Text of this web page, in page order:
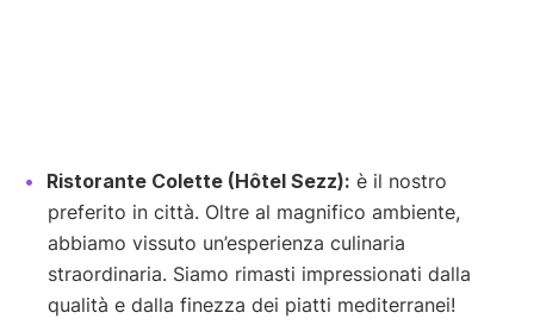
Ristorante Colette (Hôtel Sezz): è il nostro
preferito in città. Oltre al magnifico ambiente,
abbiamo vissuto un’esperienza culinaria
straordinaria. Siamo rimasti impressionati dalla
qualità e dalla finezza dei piatti mediterranei!